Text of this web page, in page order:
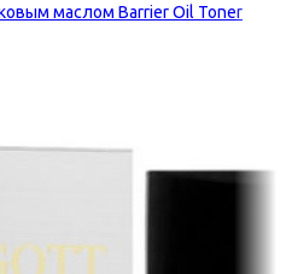
маслом Barrier Oil Toner